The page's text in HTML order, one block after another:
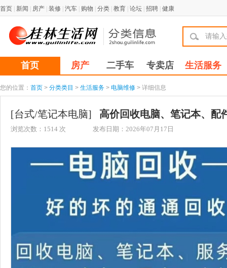
首页 新闻 房产 装修 汽车 购物 分类 教育 论坛 招聘 健康
首页 房产 二手车 专卖店 生活服务
您的位置： 首页 > 分类类目 > 生活服务 > 电脑维修 > 详细信息
[台式/笔记本电脑] 高价回收电脑、笔记本、配
浏览次数： 1514 次 发布日期：2026年07月17日